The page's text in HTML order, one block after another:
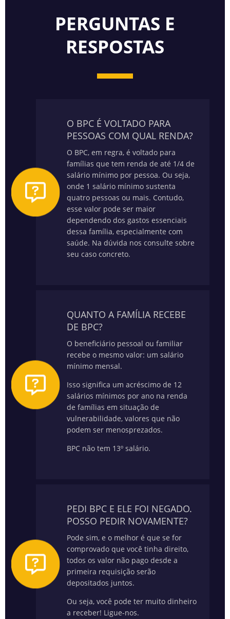
PERGUNTAS E
RESPOSTAS
O BPC É VOLTADO PARA
PESSOAS COM QUAL RENDA?
O BPC, em regra, é voltado para
famílias que tem renda de até 1/4 de
salário mínimo por pessoa. Ou seja,
onde 1 salário mínimo sustenta
quatro pessoas ou mais. Contudo,
esse valor pode ser maior
dependendo dos gastos essenciais
dessa família, especialmente com
saúde. Na dúvida nos consulte sobre
seu caso concreto.
QUANTO A FAMÍLIA RECEBE
DE BPC?
O beneficiário pessoal ou familiar
recebe o mesmo valor: um salário
mínimo mensal.
Isso significa um acréscimo de 12
salários mínimos por ano na renda
de famílias em situação de
vulnerabilidade, valores que não
podem ser menosprezados.
BPC não tem 13º salário.
PEDI BPC E ELE FOI NEGADO.
POSSO PEDIR NOVAMENTE?
Pode sim, e o melhor é que se for
comprovado que você tinha direito,
todos os valor não pago desde a
primeira requisição serão
depositados juntos.
Ou seja, você pode ter muito dinheiro
a receber! Ligue-nos.